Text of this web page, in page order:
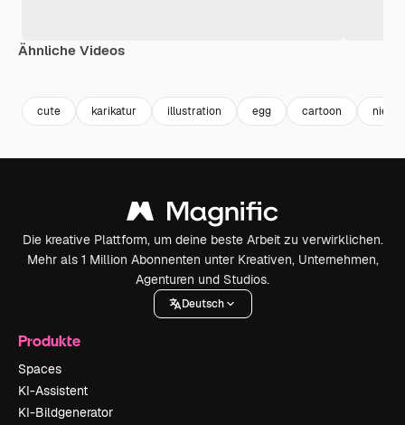
Ähnliche Videos
cute karikatur illustration egg cartoon
Die kreative Plattform, um deine beste Arbeit zu verwirklichen.
Mehr als 1 Million Abonnenten unter Kreativen, Unternehmen,
Agenturen und Studios.
Deutsch
Produkte
Spaces
KI-Assistent
KI-Bildgenerator